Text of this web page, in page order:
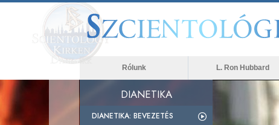
Rólunk L. Ron Hubbard
DIANETIKA
DIANETIKA: BEVEZETÉS